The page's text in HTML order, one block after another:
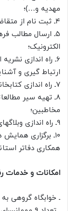
مهدیه و…)؛
۴ـ ثبت نام از متقاضیان در سامانه پیامک مهدوی؛
۵ـ ارسال مطالب
الکترونیک؛
۶ـ راه اندازی
ارتباط گیری و
۷ـ راه اندازی کتابخانه سیار، ارسال کتب و جزوات و …؛
۸ـ تهیه سیر
مخاطبین؛
۹ـ راه اندازی وبلاگهای مهدوی برای اعضای فعال؛
۱۰ـ برگزاری
همکاری دفاتر
امکانات و خدمات
ـ خوابگاه گروهی به ظرفیت ۹۰۰ نفر در اتاق